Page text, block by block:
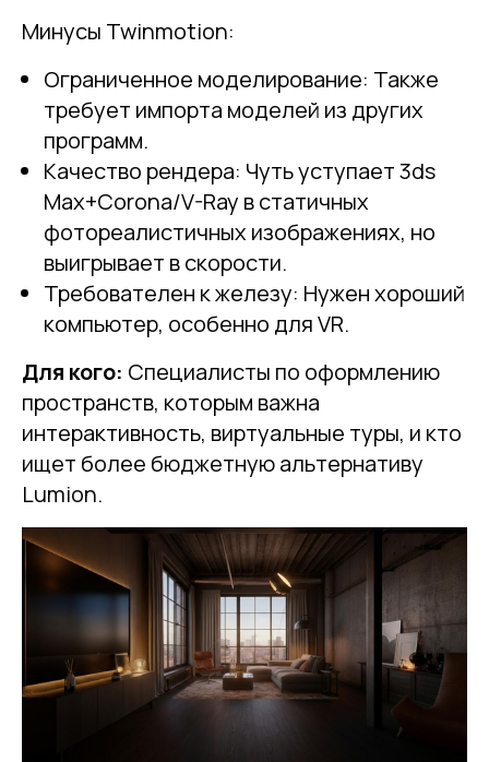
Минусы Twinmotion:
Ограниченное моделирование: Также
требует импорта моделей из других
программ.
Качество рендера: Чуть уступает 3ds
Max+Corona/V-Ray в статичных
фотореалистичных изображениях, но
выигрывает в скорости.
Требователен к железу: Нужен хороший
компьютер, особенно для VR.
Для кого: Специалисты по оформлению
пространств, которым важна
интерактивность, виртуальные туры, и кто
ищет более бюджетную альтернативу
Lumion.